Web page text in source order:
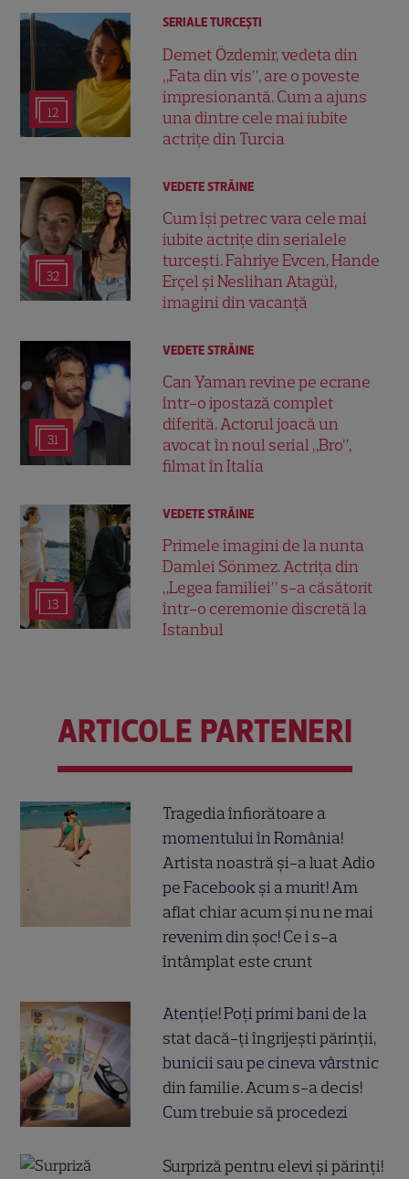
12
SERIALE TURCEŞTI
Demet Özdemir, vedeta din
„Fata din vis”, are o poveste
impresionantă. Cum a ajuns
una dintre cele mai iubite
actrițe din Turcia
32
VEDETE STRĂINE
Cum își petrec vara cele mai
iubite actrițe din serialele
turcești. Fahriye Evcen, Hande
Erçel și Neslihan Atagül,
imagini din vacanță
31
VEDETE STRĂINE
Can Yaman revine pe ecrane
într-o ipostază complet
diferită. Actorul joacă un
avocat în noul serial „Bro”,
filmat în Italia
13
VEDETE STRĂINE
Primele imagini de la nunta
Damlei Sönmez. Actrița din
„Legea familiei” s-a căsătorit
într-o ceremonie discretă la
Istanbul
ARTICOLE PARTENERI
Tragedia înfiorătoare a
momentului în România!
Artista noastră și-a luat Adio
pe Facebook și a murit! Am
aflat chiar acum și nu ne mai
revenim din șoc! Ce i s-a
întâmplat este crunt
Atenție! Poți primi bani de la
stat dacă-ți îngrijești părinții,
bunicii sau pe cineva vârstnic
din familie. Acum s-a decis!
Cum trebuie să procedezi
Surpriză pentru elevi și părinți!